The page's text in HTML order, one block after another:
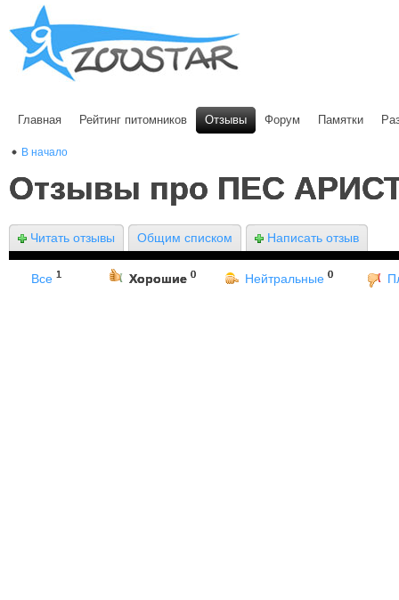
Главная Рейтинг питомников Отзывы Форум Памятки
В начало
Отзывы про ПЕС
Читать отзывы Общим списком Написать отзыв
Все 1 Хорошие 0 Нейтральные 0